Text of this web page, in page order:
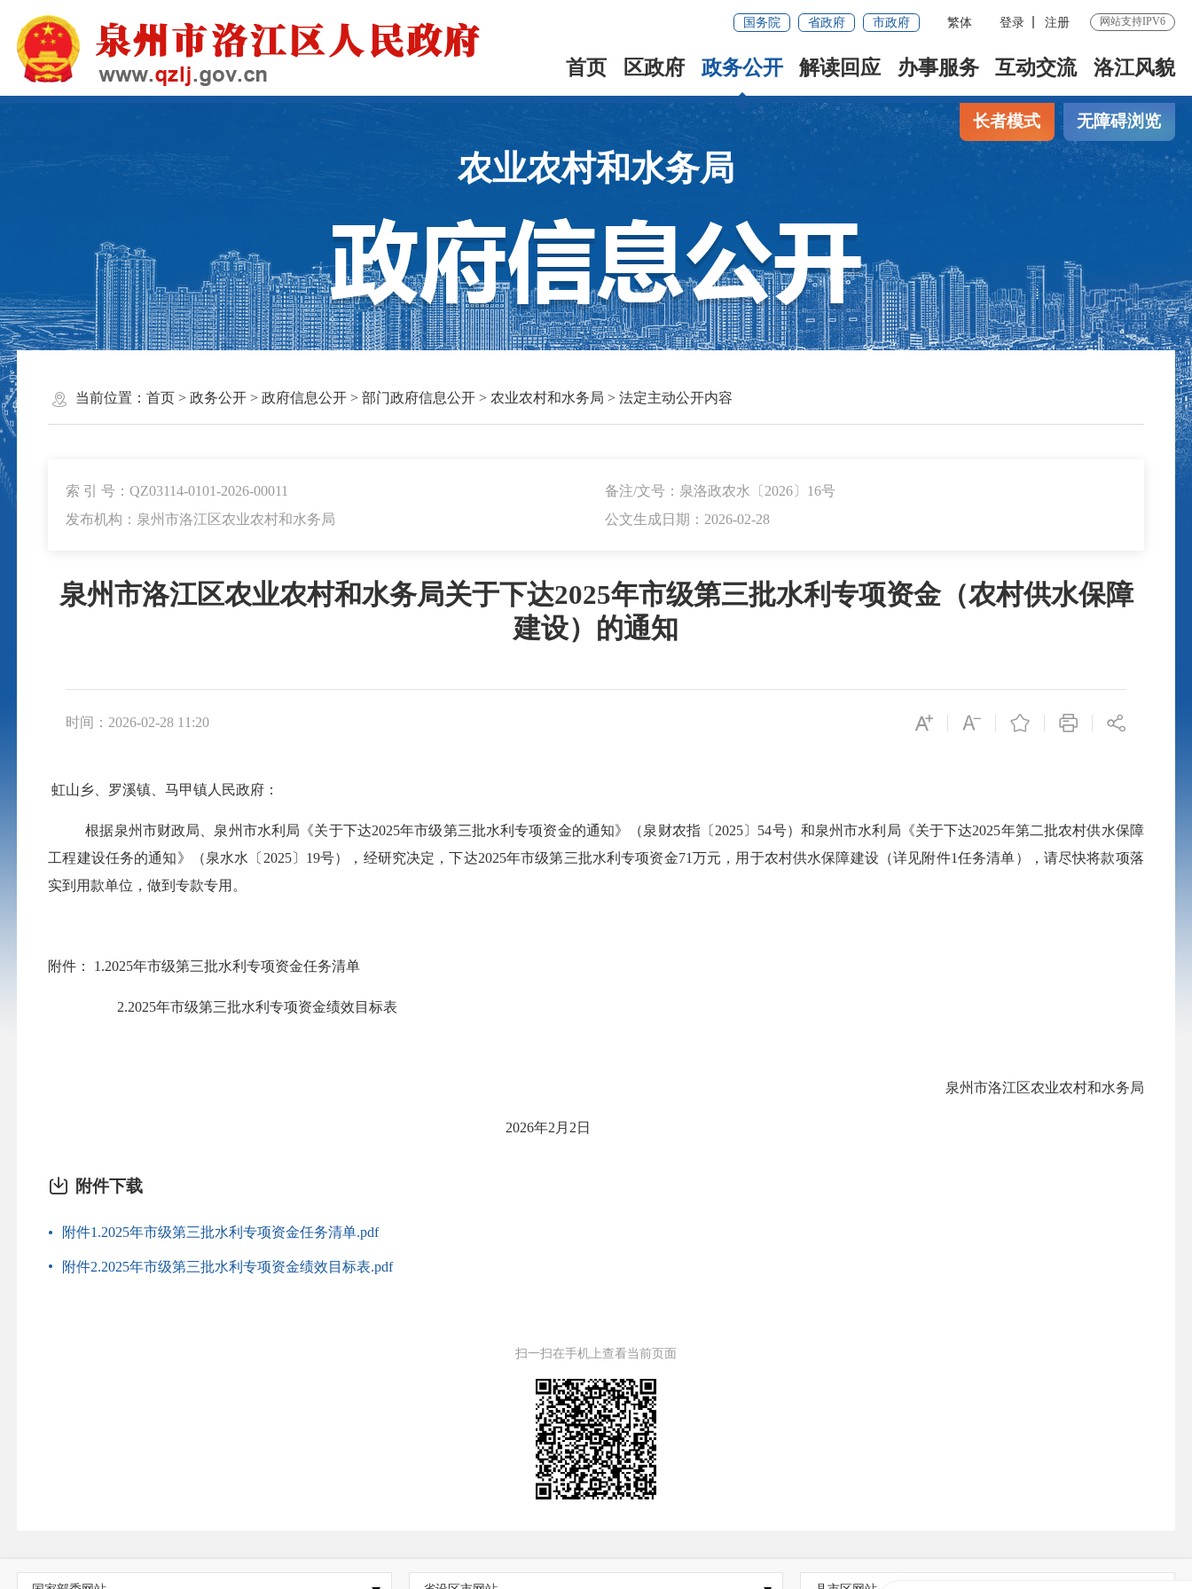
国务院 省政府 市政府 繁体 登录 注册 网站支持IPV6
首页 区政府 政务公开 解读回应 办事服务 互动交流 洛江风貌
长者模式 无障碍浏览
农业农村和水务局
当前位置： 首页> 政务公开> 政府信息公开> 部门政府信息公开> 农业农村和水务局 > 法定主动公开内容
索 引 号：QZ03114-0101-2026-00011
备注/文号：泉洛政农水〔2026〕16号
发布机构：泉州市洛江区农业农村和水务局
公文生成日期：2026-02-28
泉州市洛江区农业农村和水务局关于下达2025年市级第三批水利专项资金（农村供水保障
建设）的通知
时间：2026-02-28 11:20
虹山乡、罗溪镇、马甲镇人民政府：
根据泉州市财政局、泉州市水利局 《关于下达2025年市级第三批水利专项资金的通知》（泉财农指〔2025〕54号） 和泉州市水利局《关于下达2025年第二批农村供水保障
工程建设任务的通知》（泉水水〔2025〕19号），经研究决定，下达2025年市级第三批水利专项资金71万元，用于农村供水保障建设（详见附件1任务清单），请尽快将款项落
实到用款单位，做到专款专用。
附件： 1.2025年市级第三批水利专项资金任务清单
2.2025年市级第三批水利专项资金绩效目标表
泉州市洛江区农业农村和水务局
2026年2 月 2 日
附件下载
附件1.2025年市级第三批水利专项资金任务清单.pdf
附件2.2025年市级第三批水利专项资金绩效目标表.pdf
扫一扫在手机上查看当前页面